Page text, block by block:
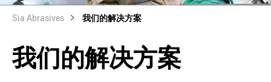
Sia Abrasives 我们的解决方案
我们的解决方案